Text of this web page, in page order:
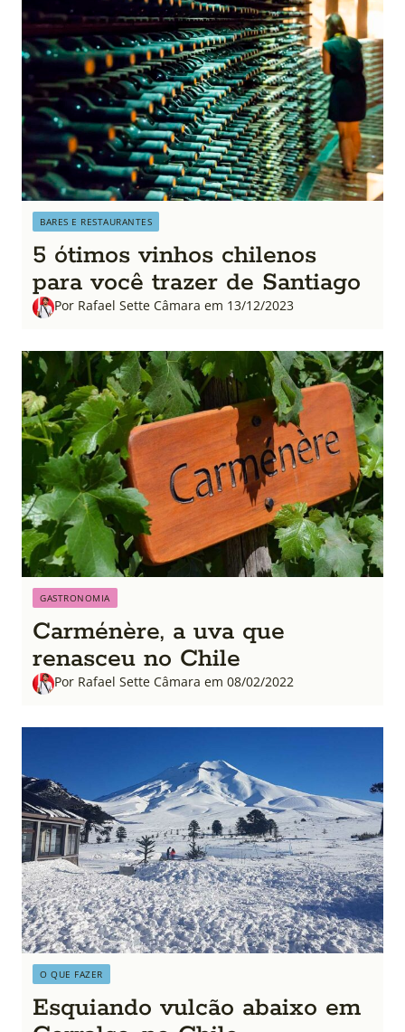
BARES E RESTAURANTES
5 ótimos vinhos chilenos
para você trazer de Santiago
Por Rafael Sette Câmara em 13/12/2023
GASTRONOMIA
Carménère, a uva que
renasceu no Chile
Por Rafael Sette Câmara em 08/02/2022
O QUE FAZER
Esquiando vulcão abaixo em